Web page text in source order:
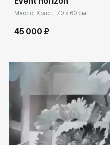
Масло, Холст, 70 x 60 см
45 000 ₽